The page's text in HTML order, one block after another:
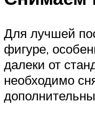
Для лучшей
фигуре,
далеки от
необходимо